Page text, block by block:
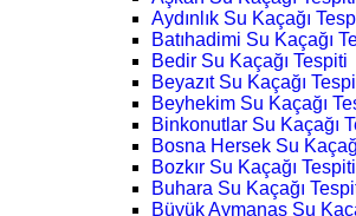
Aydınlık Su Kaçağı
Batıhadimi Su Kaçağı
Bedir Su Kaçağı Tespiti
Beyazıt Su Kaçağı
Beyhekim Su Kaçağı
Binkonutlar Su Kaçağı
Bosna Hersek Su
Bozkır Su Kaçağı Tespiti
Buhara Su Kaçağı
Büyük Aymanas Su